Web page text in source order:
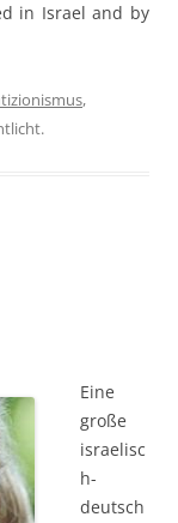
in Israel and by
,
Eine
große
israelisc
h-
deutsch